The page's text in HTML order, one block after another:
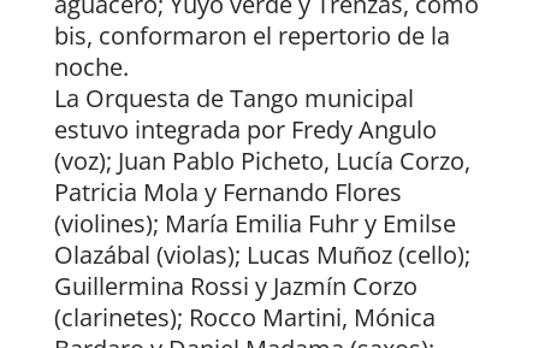
bis, conformaron el repertorio de la
noche.
La Orquesta de Tango municipal
estuvo integrada por Fredy Angulo
(voz); Juan Pablo Picheto, Lucía Corzo,
Patricia Mola y Fernando Flores
(violines); María Emilia Fuhr y Emilse
Olazábal (violas); Lucas Muñoz (cello);
Guillermina Rossi y Jazmín Corzo
(clarinetes); Rocco Martini, Mónica